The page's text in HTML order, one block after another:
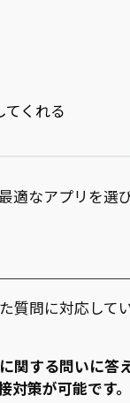
くれる
適なアプリを選
質問に対応して
関する問いに答
対策が可能です。